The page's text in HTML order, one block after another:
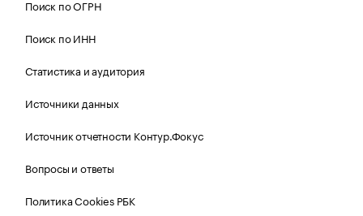
Поиск по ОГРН
Поиск по ИНН
Статистика и аудитория
Источники данных
Источник отчетности Контур.Фокус
Вопросы и ответы
Политика Cookies РБК